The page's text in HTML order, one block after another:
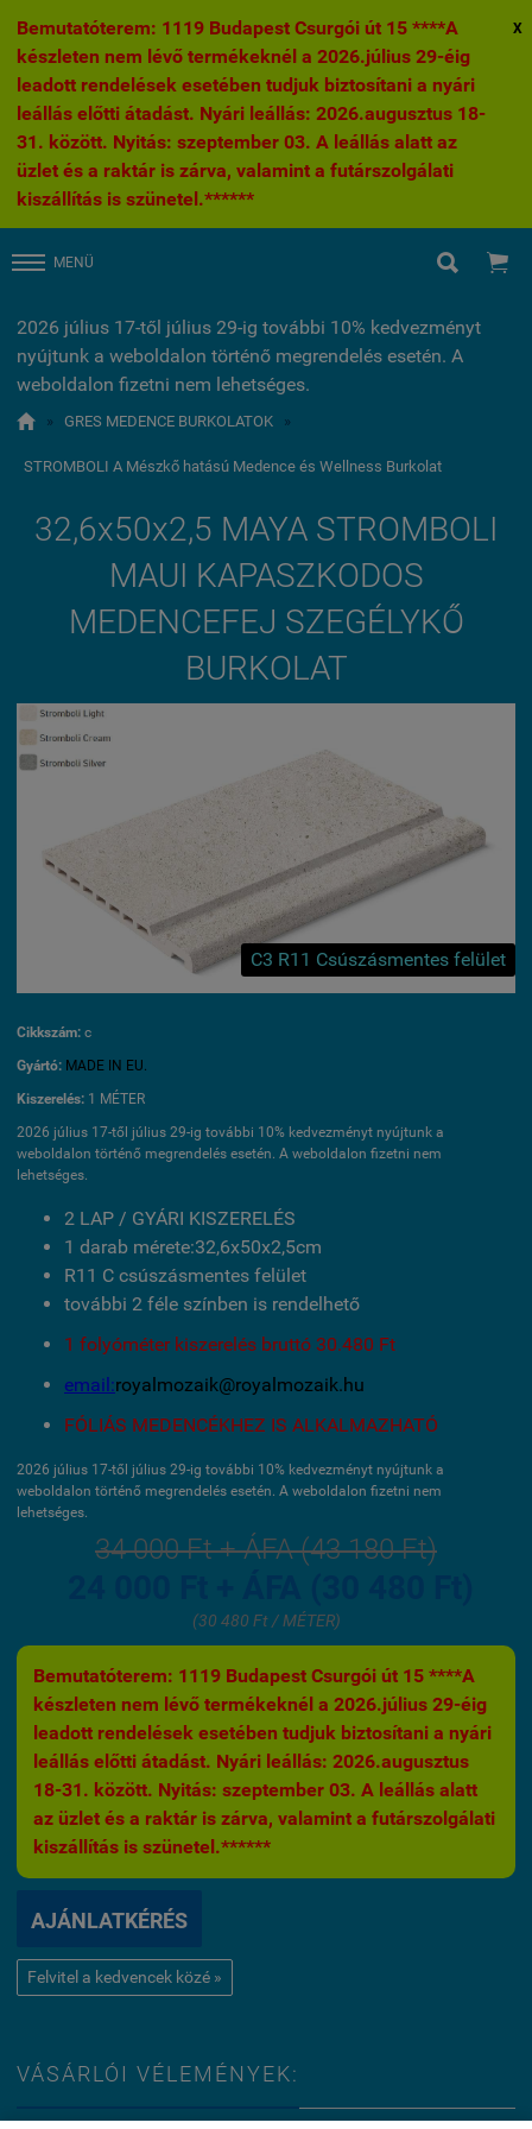
Bemutatóterem: 1119 Budapest Csurgói út 15 ****A
készleten nem lévő termékeknél a 2026.július 29-éig
leadott rendelések esetében tudjuk biztosítani a nyári
leállás előtti átadást. Nyári leállás: 2026.augusztus 18-
31. között. Nyitás: szeptember 03. A leállás alatt az
üzlet és a raktár is zárva, valamint a futárszolgálati
kiszállítás is szünetel.******
X
MENÜ  
2026 július 17-től július 29-ig további 10% kedvezményt
nyújtunk a weboldalon történő megrendelés esetén. A
weboldalon fizetni nem lehetséges.
 » GRES MEDENCE BURKOLATOK »
STROMBOLI A Mészkő hatású Medence és Wellness Burkolat
32,6x50x2,5 MAYA STROMBOLI
MAUI KAPASZKODOS
MEDENCEFEJ SZEGÉLYKŐ
BURKOLAT
C3 R11 Csúszásmentes felület
Cikkszám: c
Gyártó: MADE IN EU.
Kiszerelés: 1 MÉTER
2026 július 17-től július 29-ig további 10% kedvezményt nyújtunk a
weboldalon történő megrendelés esetén. A weboldalon fizetni nem
lehetséges.
2 LAP / GYÁRI KISZERELÉS
1 darab mérete:32,6x50x2,5cm
R11 C csúszásmentes felület
további 2 féle színben is rendelhető
1 folyóméter kiszerelés bruttó 30.480 Ft
email:royalmozaik@royalmozaik.hu
FÓLIÁS MEDENCÉKHEZ IS ALKALMAZHATÓ
2026 július 17-től július 29-ig további 10% kedvezményt nyújtunk a
weboldalon történő megrendelés esetén. A weboldalon fizetni nem
lehetséges.
34 000 Ft + ÁFA (43 180 Ft)
(30 480 Ft / MÉTER)
Bemutatóterem: 1119 Budapest Csurgói út 15 ****A
készleten nem lévő termékeknél a 2026.július 29-éig
leadott rendelések esetében tudjuk biztosítani a nyári
leállás előtti átadást. Nyári leállás: 2026.augusztus
18-31. között. Nyitás: szeptember 03. A leállás alatt
az üzlet és a raktár is zárva, valamint a futárszolgálati
kiszállítás is szünetel.******
AJÁNLATKÉRÉS
Felvitel a kedvencek közé »
VÁSÁRLÓI VÉLEMÉNYEK: